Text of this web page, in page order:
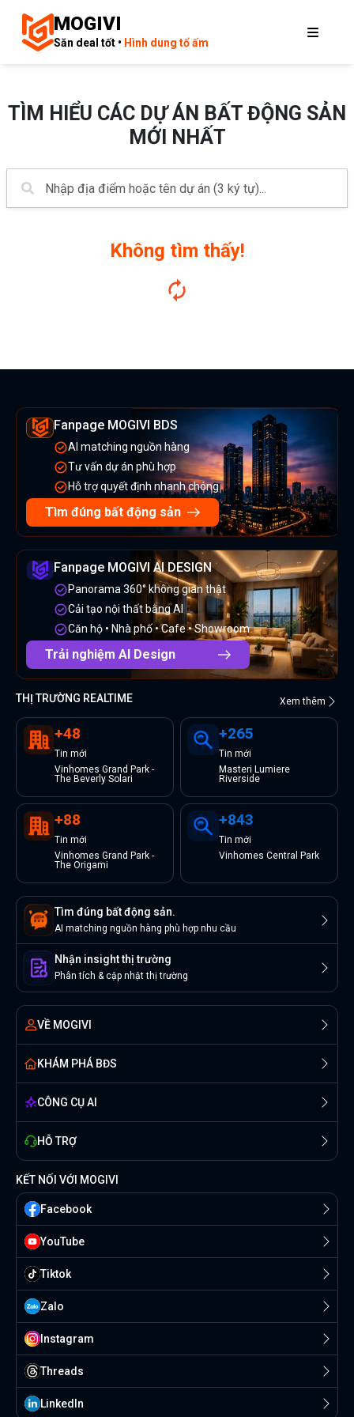
MOGIVI
Săn deal tốt • Hình dung tổ ấm
TÌM HIỂU CÁC DỰ ÁN BẤT ĐỘNG SẢN
MỚI NHẤT
Không tìm thấy!
Fanpage MOGIVI BDS
AI matching nguồn hàng
Tư vấn dự án phù hợp
Hỗ trợ quyết định nhanh chóng
Tìm đúng bất động sản
Fanpage MOGIVI AI DESIGN
Panorama 360° không gian thật
Cải tạo nội thất bằng AI
Căn hộ • Nhà phố • Cafe • Showroom
Trải nghiệm AI Design
THỊ TRƯỜNG REALTIME Xem thêm
+48
Tin mới
Vinhomes Grand Park -
The Beverly Solari
+265
Tin mới
Masteri Lumiere
Riverside
+88
Tin mới
Vinhomes Grand Park -
The Origami
+843
Tin mới
Vinhomes Central Park
Tìm đúng bất động sản.
AI matching nguồn hàng phù hợp nhu cầu
Nhận insight thị trường
Phân tích & cập nhật thị trường
VỀ MOGIVI
KHÁM PHÁ BĐS
CÔNG CỤ AI
HỖ TRỢ
KẾT NỐI VỚI MOGIVI
Facebook
YouTube
Tiktok
Zalo
Instagram
Threads
Linkedln